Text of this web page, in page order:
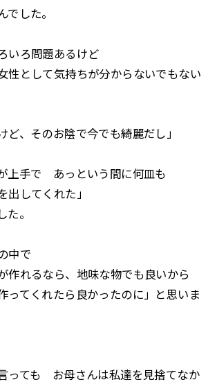
でした。
いろ問題あるけど
性として気持ちが分からないでもない
ど、そのお陰で今でも綺麗だし」
上手で あっという間に何皿も
してくれた」
た。
中で
作れるなら、地味な物でも良いから
ってくれたら良かったのに」と思いま
っても お母さんは私達を見捨てなか